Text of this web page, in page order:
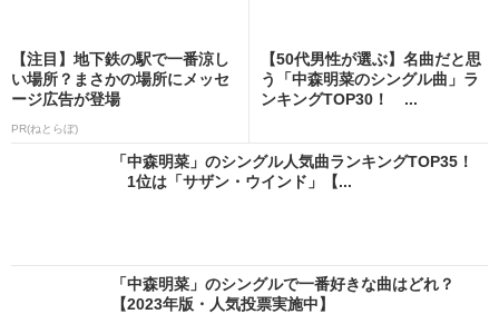
【注目】地下鉄の駅で一番涼し
い場所？まさかの場所にメッセ
ージ広告が登場
PR(ねとらぼ)
【50代男性が選ぶ】名曲だと思
う「中森明菜のシングル曲」ラ
ンキングTOP30！ ...
「中森明菜」のシングル人気曲ランキングTOP35！
1位は「サザン・ウインド」【...
「中森明菜」のシングルで一番好きな曲はどれ？
【2023年版・人気投票実施中】